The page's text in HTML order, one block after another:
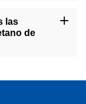
por garantizar
las
de